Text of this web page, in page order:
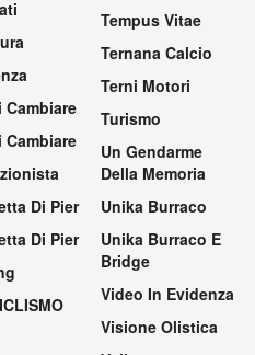
Cambiare
Cambiare
Di Pier
Di Pier
Tempus Vitae
Ternana Calcio
Terni Motori
Turismo
Un Gendarme
Della Memoria
Unika Burraco
Unika Burraco E
Bridge
Video In Evidenza
Visione Olistica